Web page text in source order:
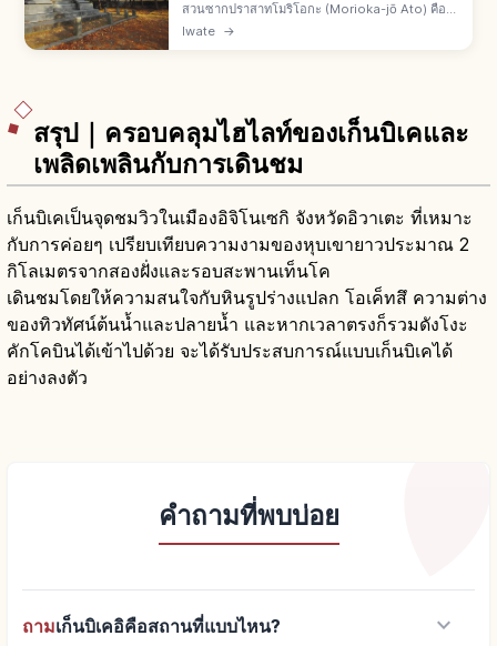
สวนซากปราสาทโมริโอกะ (Morioka-jō Ato) คือ
สวนกลางเมืองโมริโอกะ จ.อิวาเตะ ปราสาทตระกู
Iwate →
สรุป｜ครอบคลุมไฮไลท์ของเก็นบิเคและ
เพลิดเพลินกับการเดินชม
เก็นบิเคเป็นจุดชมวิวในเมืองอิจิโนเซกิ จังหวัดอิวาเตะ ที่เหมาะ
กับการค่อยๆ เปรียบเทียบความงามของหุบเขายาวประมาณ 2
กิโลเมตรจากสองฝั่งและรอบสะพานเท็นโค
เดินชมโดยให้ความสนใจกับหินรูปร่างแปลก โอเค็ทสึ ความต่าง
ของทิวทัศน์ต้นน้ำและปลายน้ำ และหากเวลาตรงก็รวมดังโงะ
คักโคบินได้เข้าไปด้วย จะได้รับประสบการณ์แบบเก็นบิเคได้
อย่างลงตัว
คำถามที่พบบ่อย
ถามเก็นบิเคอิคือสถานที่แบบไหน? keyboard_arrow_down